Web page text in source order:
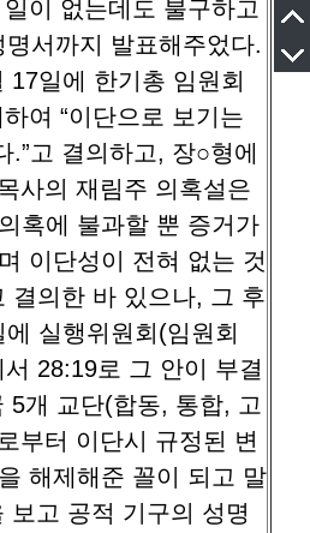
이 없는데도 불구하고
명서까지 발표해주었다.
17일에 한기총 임원회
여 “이단으로 보기는
.”고 결의하고, 장○형에
사의 재림주 의혹설은
혹에 불과할 뿐 증거가
이단성이 전혀 없는 것
결의한 바 있으나, 그 후
실행위원회(임원회
28:19로 그 안이 부결
5개 교단(합동, 통합, 고
부터 이단시 규정된 변
해제해준 꼴이 되고 말
보고 공적 기구의 성명